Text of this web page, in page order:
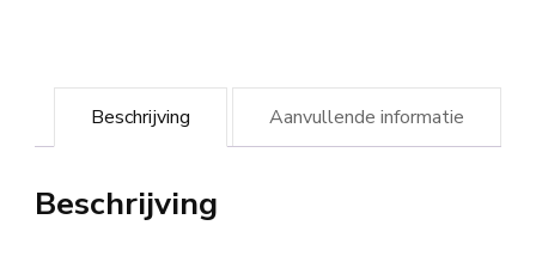
Beschrijving Aanvullende informatie
Beschrijving